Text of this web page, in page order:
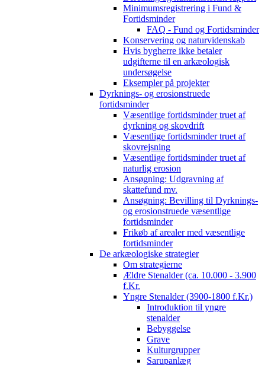
Minimumsregistrering i Fund &
Fortidsminder
FAQ - Fund og Fortidsminder
Konservering og naturvidenskab
Hvis bygherre ikke betaler
udgifterne til en arkæologisk
undersøgelse
Eksempler på projekter
Dyrknings- og erosionstruede
fortidsminder
Væsentlige fortidsminder truet af
dyrkning og skovdrift
Væsentlige fortidsminder truet af
skovrejsning
Væsentlige fortidsminder truet af
naturlig erosion
Ansøgning: Udgravning af
skattefund mv.
Ansøgning: Bevilling til Dyrknings-
og erosionstruede væsentlige
fortidsminder
Frikøb af arealer med væsentlige
fortidsminder
De arkæologiske strategier
Om strategierne
Ældre Stenalder (ca. 10.000 - 3.900
f.Kr.
Yngre Stenalder (3900-1800 f.Kr.)
Introduktion til yngre
stenalder
Bebyggelse
Grave
Kulturgrupper
Sarupanlæg